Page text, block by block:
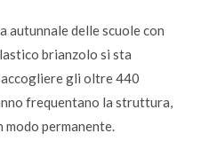
autunnale delle scuole con
brianzolo si sta
gli oltre 440
frequentano la struttura,
permanente.